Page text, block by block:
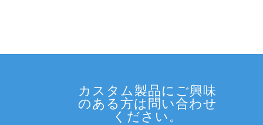
カスタム製品にご興味
のある方は問い合わせ
ください。